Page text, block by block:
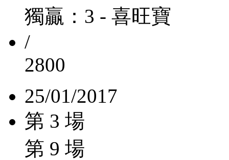
獨贏：3 - 喜旺寶
/
2800
25/01/2017
第 3 場
第 9 場